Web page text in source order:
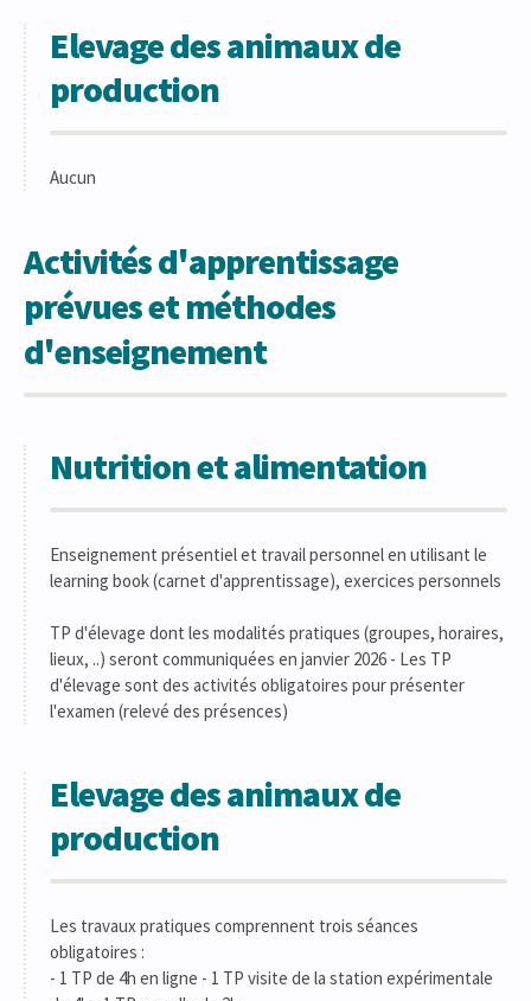
Elevage des animaux de
production
Aucun
Activités d'apprentissage
prévues et méthodes
d'enseignement
Nutrition et alimentation
Enseignement présentiel et travail personnel en utilisant le
learning book (carnet d'apprentissage), exercices personnels
TP d'élevage dont les modalités pratiques (groupes, horaires,
lieux, ..) seront communiquées en janvier 2026 - Les TP
d'élevage sont des activités obligatoires pour présenter
l'examen (relevé des présences)
Elevage des animaux de
production
Les travaux pratiques comprennent trois séances
obligatoires :
- 1 TP de 4h en ligne - 1 TP visite de la station expérimentale